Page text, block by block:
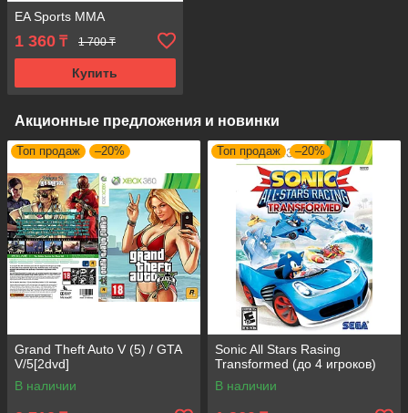
EA Sports MMA
1 360 ₸ 1 700 ₸
Купить
Акционные предложения и новинки
Топ продаж –20%
Grand Theft Auto V (5) / GTA
V/5[2dvd]
В наличии
Топ продаж –20%
Sonic All Stars Rasing
Transformed (до 4 игроков)
В наличии